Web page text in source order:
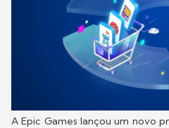
A Epic Games lançou um novo